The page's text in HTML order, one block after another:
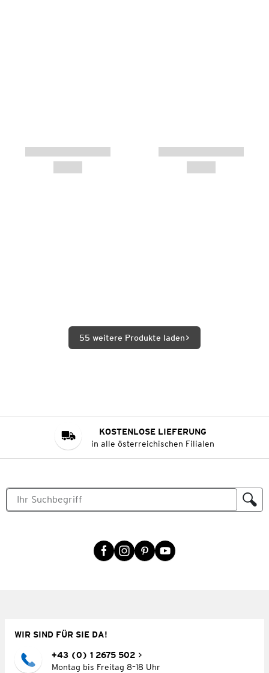
55 weitere Produkte laden
KOSTENLOSE LIEFERUNG
in alle österreichischen Filialen
WIR SIND FÜR SIE DA!
+43 (0) 1 2675 502
Montag bis Freitag 8–18 Uhr